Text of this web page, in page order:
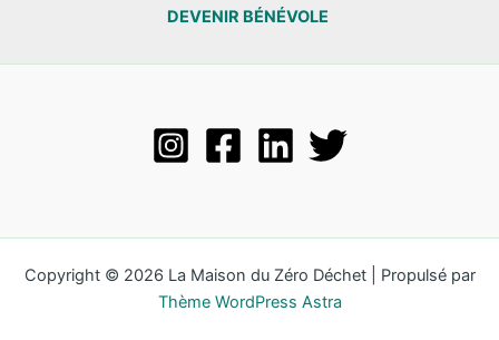
DEVENIR BÉNÉVOLE
Copyright © 2026 La Maison du Zéro Déchet | Propulsé par
Thème WordPress Astra